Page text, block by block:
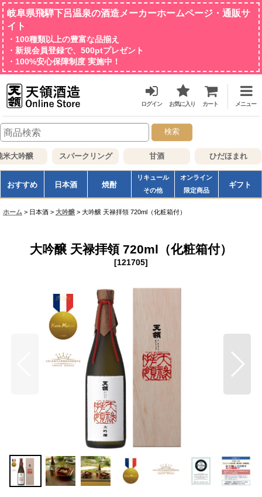
岐阜県飛騨下呂温泉の酒造メーカーホームページ・通販サ
イト
・100種類以上の豊富な品揃え
・新規会員登録で、500ptプレゼント
・100%安心保障制度 実施中！
ログイン お気に入り カート メニュー
検索
吟醸 スパークリング 甘酒 ひだほまれ
おすすめ 日本酒 焼酎
リキュール
その他
オンライン
限定商品
ギフト
ホーム > 日本酒 > 大吟醸 > 大吟醸 天禄拝領 720ml（化粧箱付）
大吟醸 天禄拝領 720ml（化粧箱付）
[121705]